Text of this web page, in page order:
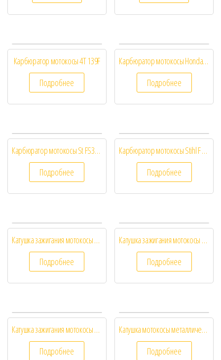
Карбюратор мотокосы 4T 139F
Подробнее
Карбюратор мотокосы Honda GX35
Подробнее
Карбюратор мотокосы St FS38/45/55
Подробнее
Карбюратор мотокосы Stihl F 120/200/250
Подробнее
Катушка зажигания мотокосы (квадрат) (52mm по центрам отверстий)
Подробнее
Катушка зажигания мотокосы 1E32F
Подробнее
Катушка зажигания мотокосы 1E40F-44F
Подробнее
Катушка мотокосы металлическая
Подробнее